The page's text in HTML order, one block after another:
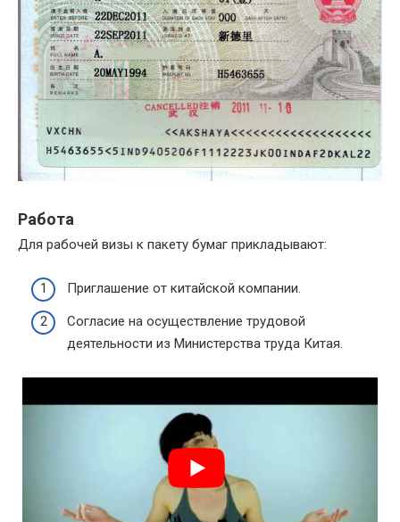
Работа
Для рабочей визы к пакету бумаг прикладывают:
Приглашение от китайской компании.
Согласие на осуществление трудовой
деятельности из Министерства труда Китая.